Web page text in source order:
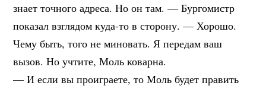
знает точного адреса. Но он там. — Бургомистр
показал взглядом куда-то в сторону. — Хорошо.
Чему быть, того не миновать. Я передам ваш
вызов. Но учтите, Моль коварна.
— И если вы проиграете, то Моль будет править